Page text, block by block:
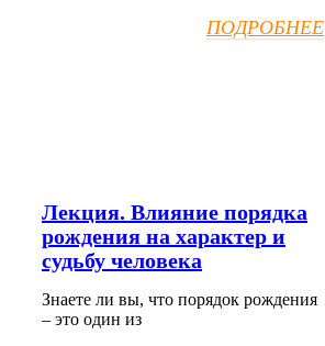
ПОДРОБНЕЕ
Лекция. Влияние порядка
рождения на характер и
судьбу человека
Знаете ли вы, что порядок рождения
– это один из